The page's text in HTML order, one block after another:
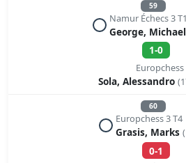
59
Namur Échecs 3 T1
George, Michael
1-0
Europchess
Sola, Alessandro
60
Europchess 3 T4
Grasis, Marks
0-1